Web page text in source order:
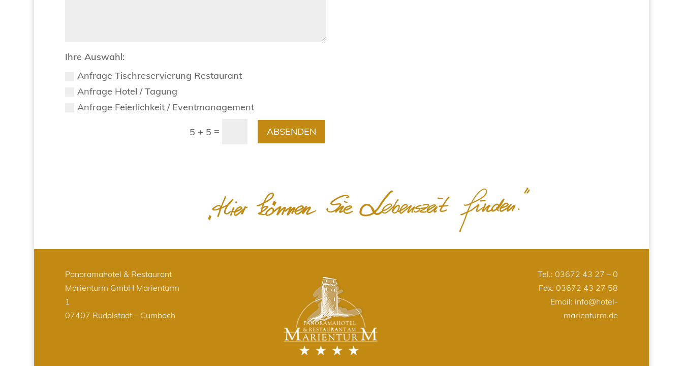
Ihre Auswahl:
Anfrage Tischreservierung Restaurant
Anfrage Hotel / Tagung
Anfrage Feierlichkeit / Eventmanagement
5 + 5 = ABSENDEN
Panoramahotel & Restaurant
Marienturm GmbH Marienturm
1
07407 Rudolstadt – Cumbach
Tel.: 03672 43 27 – 0
Fax: 03672 43 27 58
Email: info@hotel-
marienturm.de